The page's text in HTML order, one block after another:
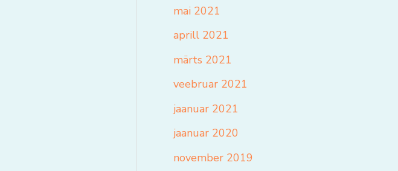
mai 2021
aprill 2021
märts 2021
veebruar 2021
jaanuar 2021
jaanuar 2020
november 2019